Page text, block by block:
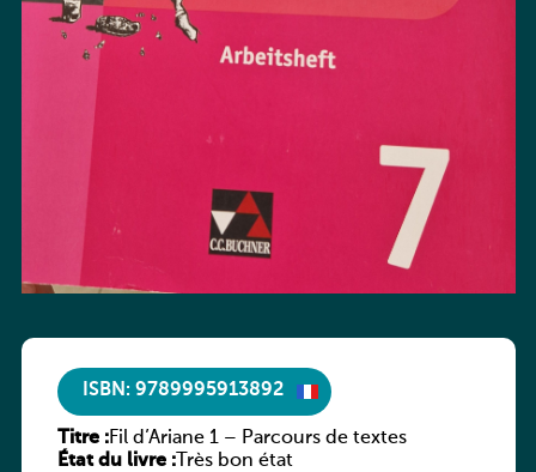
ISBN: 9789995913892
Titre :Fil d’Ariane 1 – Parcours de textes
État du livre :Très bon état